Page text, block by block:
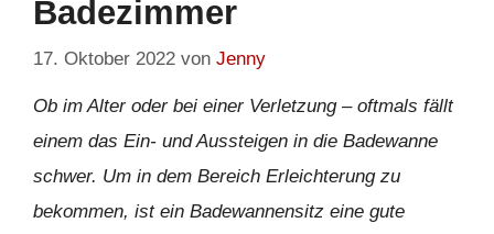
Badezimmer
17. Oktober 2022 von Jenny
Ob im Alter oder bei einer Verletzung – oftmals fällt
einem das Ein- und Aussteigen in die Badewanne
schwer. Um in dem Bereich Erleichterung zu
bekommen, ist ein Badewannensitz eine gute